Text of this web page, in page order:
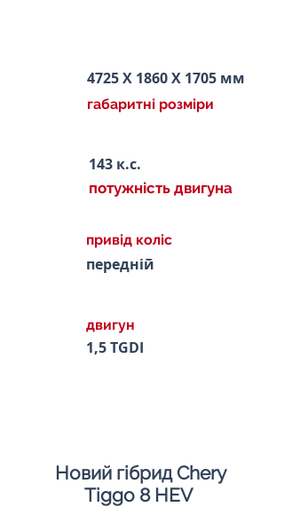
4725 Х 1860 Х 1705 мм
габаритні розміри
143 к.с.
потужність двигуна
привід коліс
передній
двигун
1,5 TGDI
Новий гібрид Chery
Tiggo 8 HEV